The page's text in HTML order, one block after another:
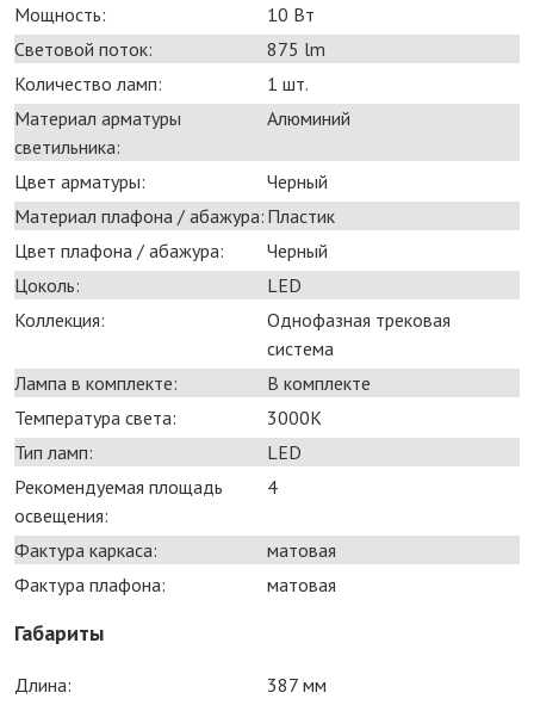
Мощность:
10 Bт
Световой поток:
875 lm
Количество ламп:
1 шт.
Материал арматуры
светильника:
Алюминий
Цвет арматуры:
Черный
Материал плафона / абажура: Пластик
Цвет плафона / абажура:
Черный
Цоколь:
LED
Коллекция:
Однофазная трековая
система
Лампа в комплекте:
В комплекте
Температура света:
3000K
Тип ламп:
LED
Рекомендуемая площадь
освещения:
4
Фактура каркаса:
матовая
Фактура плафона:
матовая
Габариты
Длина: 387 мм